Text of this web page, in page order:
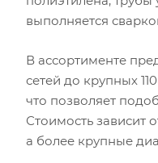
выполняется
В ассортименте
сетей до крупных
что позволяет
Стоимость зависит
а более крупные